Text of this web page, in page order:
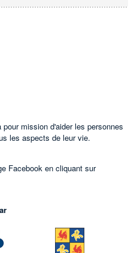
mission d'aider les personnes
les aspects de leur vie.
Facebook en cliquant sur